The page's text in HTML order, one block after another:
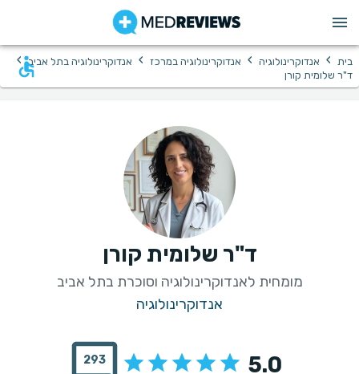
בית › אנדוקרינולוגיה › אנדוקרינולוגיה במרכז › אנדוקרינולוגיה בתל אביב ›
ד"ר שלומית קורן
ד"ר שלומית קורן
מומחית לאנדוקרינולוגיה וסוכרת בתל אביב
אנדוקרינולוגיה
5.0
293